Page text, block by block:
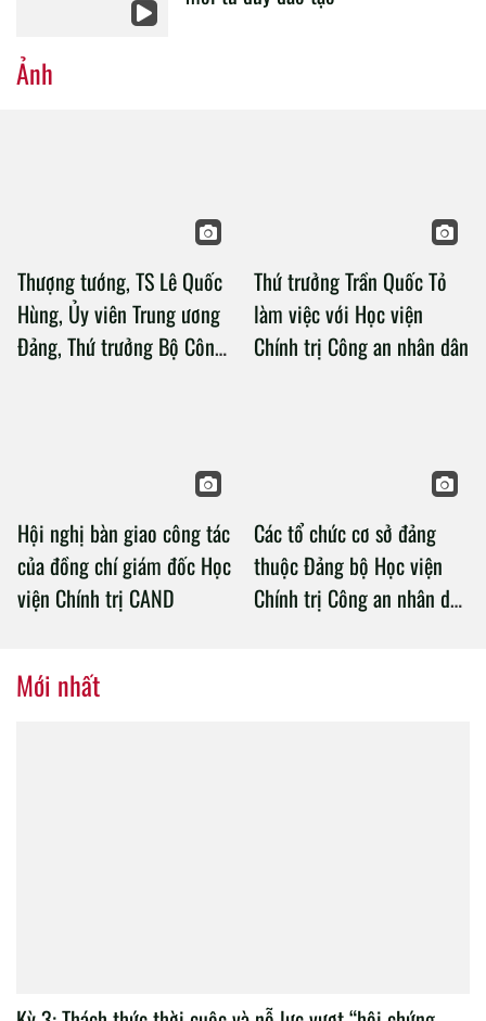
Ảnh
Thượng tướng, TS Lê Quốc
Hùng, Ủy viên Trung ương
Đảng, Thứ trưởng Bộ Công
Thứ trưởng Trần Quốc Tỏ
làm việc với Học viện
Chính trị Công an nhân dân
Hội nghị bàn giao công tác
của đồng chí giám đốc Học
viện Chính trị CAND
Các tổ chức cơ sở đảng
thuộc Đảng bộ Học viện
Chính trị Công an nhân dân
Mới nhất